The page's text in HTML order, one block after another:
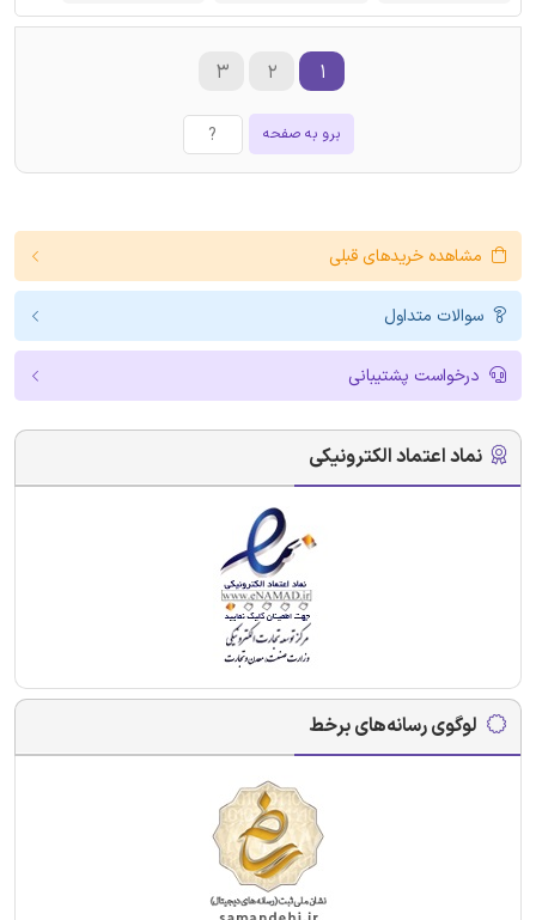
برو به صفحه
۱ ۲ ۳
مشاهده خریدهای قبلی
سوالات متداول
درخواست پشتیبانی
نماد اعتماد الکترونیکی
لوگوی رسانه‌های برخط